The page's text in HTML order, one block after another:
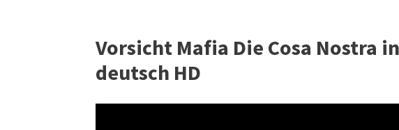
Vorsicht Mafia Die Cosa Nostra
deutsch HD